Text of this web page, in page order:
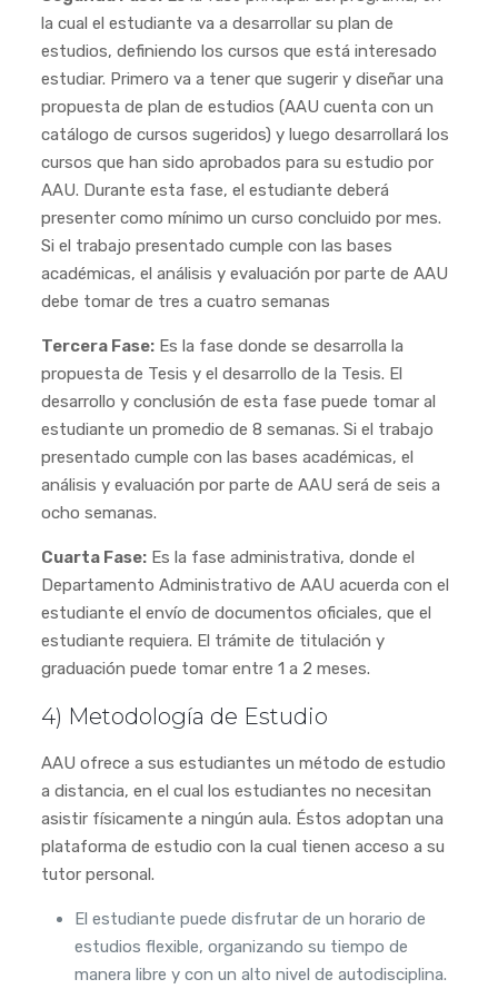
la cual el estudiante va a desarrollar su plan de
estudios, definiendo los cursos que está interesado
estudiar. Primero va a tener que sugerir y diseñar una
propuesta de plan de estudios (AAU cuenta con un
catálogo de cursos sugeridos) y luego desarrollará los
cursos que han sido aprobados para su estudio por
AAU. Durante esta fase, el estudiante deberá
presenter como mínimo un curso concluido por mes.
Si el trabajo presentado cumple con las bases
académicas, el análisis y evaluación por parte de AAU
debe tomar de tres a cuatro semanas
Tercera Fase:Es la fase donde se desarrolla la
propuesta de Tesis y el desarrollo de la Tesis. El
desarrollo y conclusión de esta fase puede tomar al
estudiante un promedio de 8 semanas. Si el trabajo
presentado cumple con las bases académicas, el
análisis y evaluación por parte de AAU será de seis a
ocho semanas.
Cuarta Fase:Es la fase administrativa, donde el
Departamento Administrativo de AAU acuerda con el
estudiante el envío de documentos oficiales, que el
estudiante requiera. El trámite de titulación y
graduación puede tomar entre 1 a 2 meses.
4) Metodología de Estudio
AAU ofrece a sus estudiantes un método de estudio
a distancia, en el cual los estudiantes no necesitan
asistir físicamente a ningún aula. Éstos adoptan una
plataforma de estudio con la cual tienen acceso a su
tutor personal.
El estudiante puede disfrutar de un horario de
estudios flexible, organizando su tiempo de
manera libre y con un alto nivel de autodisciplina.